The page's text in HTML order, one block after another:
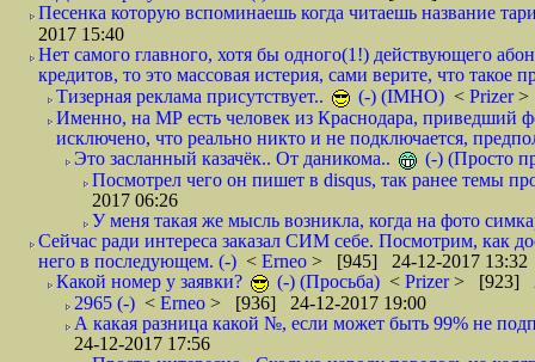
Песенка которую вспоминаешь когда читаешь название
2017 15:40
Нет самого главного, хотя бы одного(1!) действующего
кредитов, то это массовая истерия, сами верите, что такое
Тизерная реклама присутствует..
(-) (IMHO) < Prizer>
Именно, на МР есть человек из Краснодара, приведший
исключено, что реально никто и не подключается,
Это засланный казачёк.. От даникома..
(-) (Просто
Посмотрел чего он пишет в disqus, так ранее темы
2017 06:26
У меня такая же мысль возникла, когда на фото
Сейчас ради интереса заказал СИМ себе. Посмотрим, как
него в последующем. (-) < Erneo > [945] 24-12-2017 13:32
Какой номер у заявки?
(-) (Просьба) < Prizer> [923]
2965 (-) < Erneo > [936] 24-12-2017 19:00
А какая разница какой №, если может быть 99% не
24-12-2017 17:56